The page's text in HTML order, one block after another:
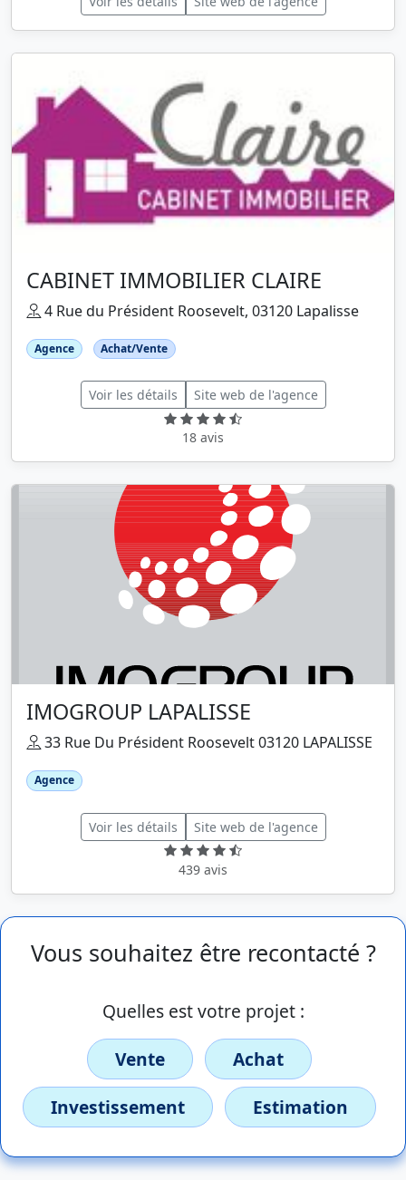
CABINET IMMOBILIER CLAIRE
4 Rue du Président Roosevelt, 03120 Lapalisse
Agence Achat/Vente
Voir les détails Site web de l'agence
18 avis
IMOGROUP LAPALISSE
33 Rue Du Président Roosevelt 03120 LAPALISSE
Agence
Voir les détails Site web de l'agence
439 avis
Vous souhaitez être recontacté ?
Quelles est votre projet :
Vente
Achat
Investissement
Estimation